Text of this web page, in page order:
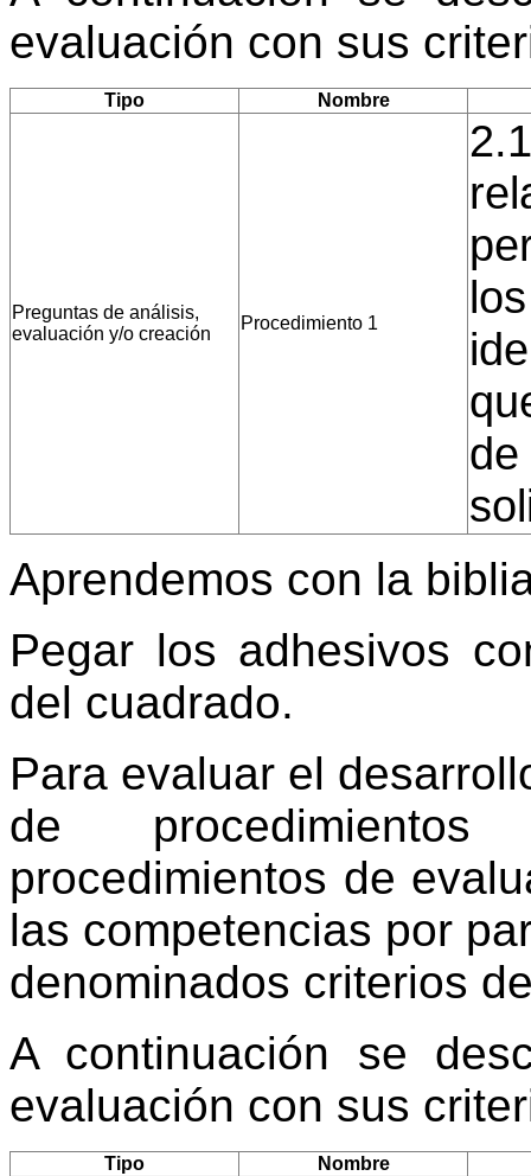
evaluación con sus
Tipo Nombre
Preguntas de análisis,
evaluación y/o creación
Procedimiento 1
de
Aprendemos con la
Pegar los adhesivos
del cuadrado.
Para evaluar el
de
procedimientos de
las competencias por
denominados criterios
A continuación se
evaluación con sus
Tipo Nombre